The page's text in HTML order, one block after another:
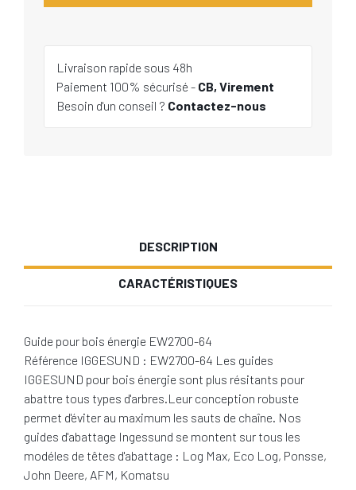
Livraison rapide sous 48h
Paiement 100% sécurisé - CB, Virement
Besoin d'un conseil ? Contactez-nous
DESCRIPTION
CARACTÉRISTIQUES
Guide pour bois énergie EW2700-64
Référence IGGESUND : EW2700-64 Les guides
IGGESUND pour bois énergie sont plus résitants pour
abattre tous types d'arbres.Leur conception robuste
permet d'éviter au maximum les sauts de chaîne. Nos
guides d'abattage Ingessund se montent sur tous les
modéles de têtes d'abattage : Log Max, Eco Log, Ponsse,
John Deere, AFM, Komatsu